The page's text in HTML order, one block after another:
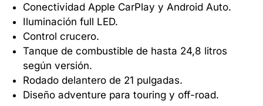
Conectividad Apple CarPlay y Android Auto.
Iluminación full LED.
Control crucero.
Tanque de combustible de hasta 24,8 litros
según versión.
Rodado delantero de 21 pulgadas.
Diseño adventure para touring y off-road.